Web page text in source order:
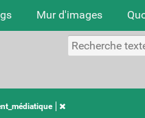
Mur d'images